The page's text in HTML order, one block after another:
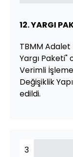
12. YARGI
TBMM Adalet
Yargı Paketi"
Verimli
Değişiklik
edildi.
3